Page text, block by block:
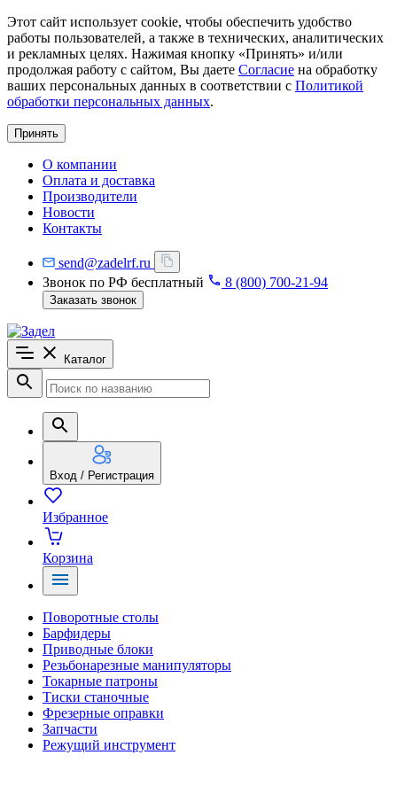
Этот сайт использует cookie, чтобы обеспечить удобство
работы пользователей, а также в технических, аналитических
и рекламных целях. Нажимая кнопку «Принять» и/или
продолжая работу с сайтом, Вы даете Согласие на обработку
ваших персональных данных в соответствии с Политикой
обработки персональных данных.
Принять
О компании
Оплата и доставка
Производители
Новости
Контакты
send@zadelrf.ru
Звонок по РФ бесплатный
8 (800) 700-21-94
Заказать звонок
Каталог
Вход / Регистрация
Избранное
Корзина
Поворотные столы
Барфидеры
Приводные блоки
Резьбонарезные манипуляторы
Токарные патроны
Тиски станочные
Фрезерные оправки
Запчасти
Режущий инструмент